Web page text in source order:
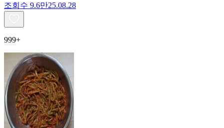
조회수 9.6만25.08.28
999+